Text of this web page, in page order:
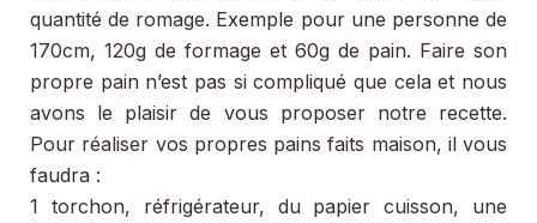
quantité de romage. Exemple pour une personne de
170cm, 120g de formage et 60g de pain. Faire son
propre pain n’est pas si compliqué que cela et nous
avons le plaisir de vous proposer notre recette.
Pour réaliser vos propres pains faits maison, il vous
faudra :
1 torchon, réfrigérateur, du papier cuisson, une